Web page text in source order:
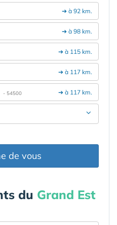
➔ à 92 km.
➔ à 98 km.
➔ à 115 km.
➔ à 117 km.
➔ à 117 km.
- 54500
de vous
du Grand Est